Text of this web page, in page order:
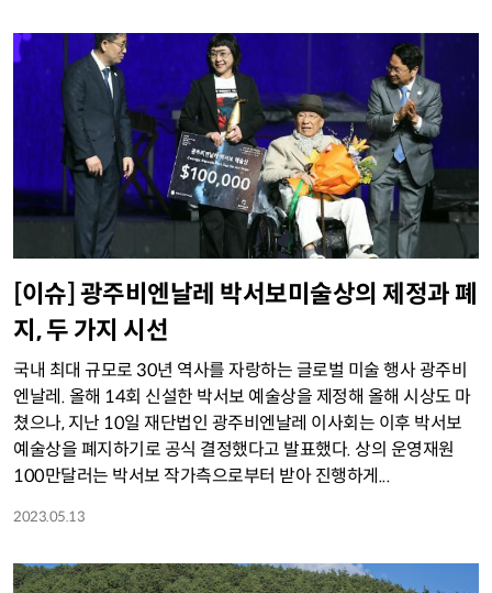
[이슈] 광주비엔날레 박서보미술상의 제정과 폐
지, 두 가지 시선
국내 최대 규모로 30년 역사를 자랑하는 글로벌 미술 행사 광주비
엔날레. 올해 14회 신설한 박서보 예술상을 제정해 올해 시상도 마
쳤으나, 지난 10일 재단법인 광주비엔날레 이사회는 이후 박서보
예술상을 폐지하기로 공식 결정했다고 발표했다. 상의 운영재원
100만달러는 박서보 작가측으로부터 받아 진행하게...
2023.05.13